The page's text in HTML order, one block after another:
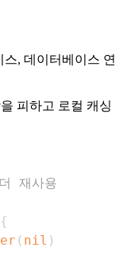
, 데이터베이스 연
피하고 로컬 캐싱
재사용
{
( nil )